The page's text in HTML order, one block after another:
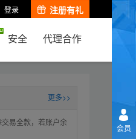
登录 注册有礼
安全 代理合作
更多>>
易全款，若账户余
会员